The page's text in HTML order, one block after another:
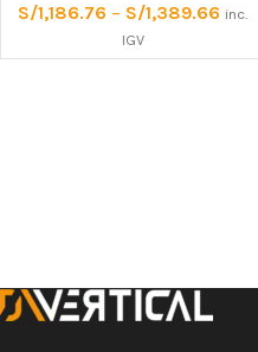
S/1,186.76 – S/1,389.66 inc.
IGV